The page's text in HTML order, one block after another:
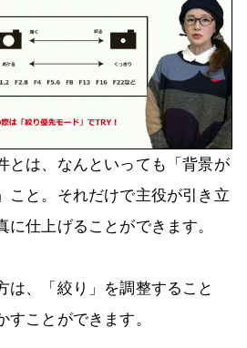
とは、なんといっても「背景が
こと。それだけで主役が引き立
に仕上げることができます。
は、「絞り」を調整すること
ことができます。